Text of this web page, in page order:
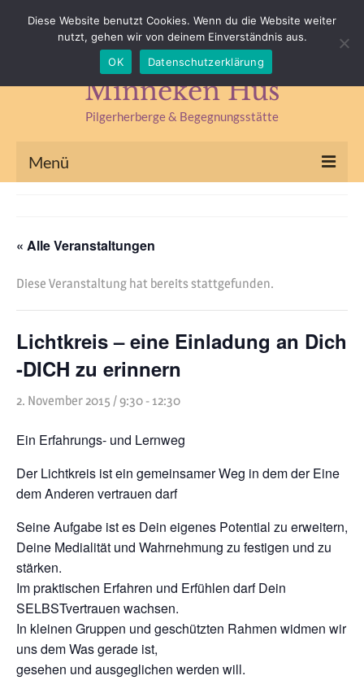
Impressum Datenschutz Kontakt & Anfahrt
Suchen
nach:
Minneken Hus
Pilgerherberge & Begegnungsstätte
Menü
Kräuterlädchen
Seminare & Fasten
Kräuterseminare
Heilreisen
Fasten und Pilgern
Veranstaltungen
« Alle Veranstaltungen
Diese Veranstaltung hat bereits stattgefunden.
Lichtkreis – eine Einladung an Dich
-DICH zu erinnern
2. November 2015 / 9:30 - 12:30
Ein Erfahrungs- und Lernweg
Der Lichtkreis ist ein gemeinsamer Weg in dem der Eine
dem Anderen vertrauen darf
Seine Aufgabe ist es Dein eigenes Potential zu erweitern,
Deine Medialität und Wahrnehmung zu festigen und zu
stärken.
Im praktischen Erfahren und Erfühlen darf Dein
SELBSTvertrauen wachsen.
In kleinen Gruppen und geschützten Rahmen widmen wir
uns dem Was gerade ist,
gesehen und ausgeglichen werden will.
Diese Website benutzt Cookies. Wenn du die Website weiter
nutzt, gehen wir von deinem Einverständnis aus.
OK
Datenschutzerklärung